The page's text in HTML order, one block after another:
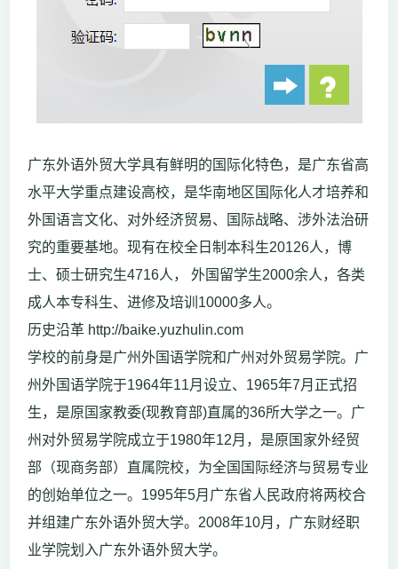
广东外语外贸大学具有鲜明的国际化特色，是广东省高
水平大学重点建设高校，是华南地区国际化人才培养和
外国语言文化、对外经济贸易、国际战略、涉外法治研
究的重要基地。现有在校全日制本科生20126人，博
士、硕士研究生4716人， 外国留学生2000余人，各类
成人本专科生、进修及培训10000多人。
历史沿革 http://baike.yuzhulin.com
学校的前身是广州外国语学院和广州对外贸易学院。广
州外国语学院于1964年11月设立、1965年7月正式招
生，是原国家教委(现教育部)直属的36所大学之一。广
州对外贸易学院成立于1980年12月，是原国家外经贸
部（现商务部）直属院校，为全国国际经济与贸易专业
的创始单位之一。1995年5月广东省人民政府将两校合
并组建广东外语外贸大学。2008年10月，广东财经职
业学院划入广东外语外贸大学。